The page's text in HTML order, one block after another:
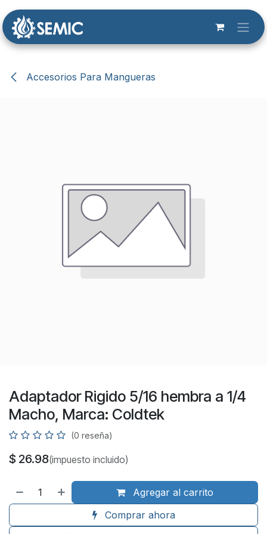
Ir al contenido
Accesorios Para Mangueras
Adaptador Rigido 5/16 hembra a 1/4
Macho, Marca: Coldtek
(0 reseña)
$ 26.98(impuesto incluido)
Agregar al carrito
Comprar ahora